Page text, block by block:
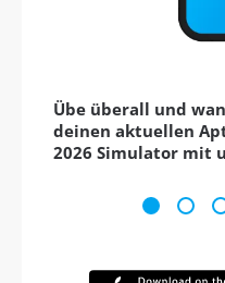
Übe überall und
deinen aktuellen
2026 Simulator mit